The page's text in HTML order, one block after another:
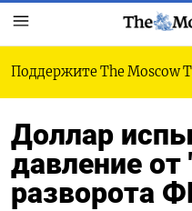
Поддержите The Moscow
Доллар
давление от
разворота